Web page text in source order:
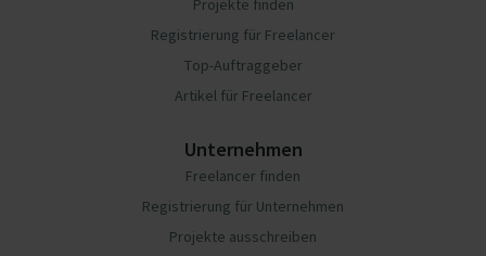
Projekte finden
Registrierung für Freelancer
Top-Auftraggeber
Artikel für Freelancer
Unternehmen
Freelancer finden
Registrierung für Unternehmen
Projekte ausschreiben